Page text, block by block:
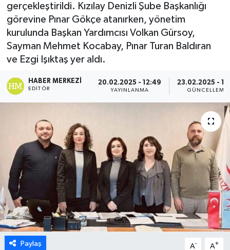
gerçekleştirildi. Kızılay Denizli Şube Başkanlığı
görevine Pınar Gökçe atanırken, yönetim
kurulunda Başkan Yardımcısı Volkan Gürsoy,
Sayman Mehmet Kocabay, Pınar Turan Baldıran
ve Ezgi Işıktaş yer aldı.
HABER MERKEZI
EDITÖR
20.02.2025 - 12:49
YAYINLANMA
23.02.2025 -
GÜNCELLEME
Paylaş A- A+
KÜLTÜR SANAT
SPOR
MAGAZİN
ÖZEL HABER
DTO
RESMİ REKLAM
Son Dakika Haberleri
Haber Arşivi